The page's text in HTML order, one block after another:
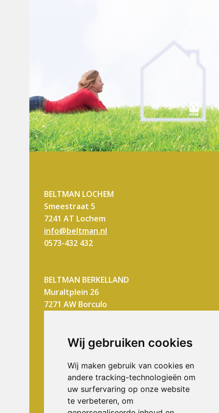
Wij gebruiken cookies
Wij maken gebruik van cookies en
andere tracking-technologieën om
uw surfervaring op onze website
te verbeteren, om
BELTMAN LOCHEM
Smeestraat 5
7241 AT Lochem
info@beltman.nl
0573-432 432
BELTMAN BERKELLAND
Muraltplein 26
7271 AW Borculo
6 Dagen geopend:
Maandag t/m vrijdag
8:30 - 12:30 en 13:30 - 17:30
Zaterdag